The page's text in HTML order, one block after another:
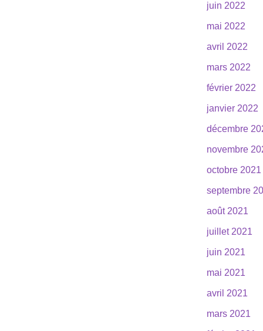
juin 2022
mai 2022
avril 2022
mars 2022
février 2022
janvier 2022
décembre
novembre
octobre 2021
septembre
août 2021
juillet 2021
juin 2021
mai 2021
avril 2021
mars 2021